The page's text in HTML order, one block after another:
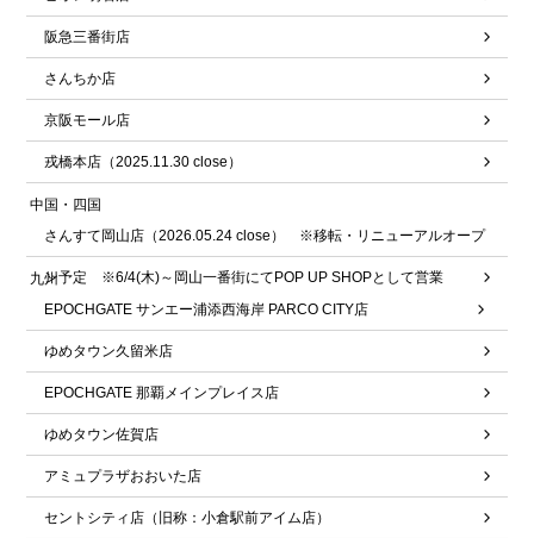
阪急三番街店
さんちか店
京阪モール店
戎橋本店（2025.11.30 close）
中国・四国
さんすて岡山店（2026.05.24 close） ※移転・リニューアルオープ
ン予定 ※6/4(木)～岡山一番街にてPOP UP SHOPとして営業
九州
EPOCHGATE サンエー浦添西海岸 PARCO CITY店
ゆめタウン久留米店
EPOCHGATE 那覇メインプレイス店
ゆめタウン佐賀店
アミュプラザおおいた店
セントシティ店（旧称：小倉駅前アイム店）